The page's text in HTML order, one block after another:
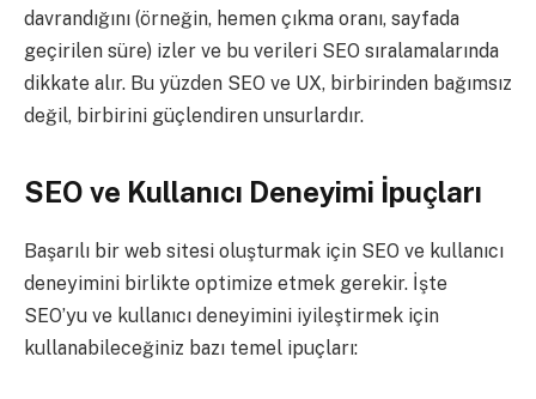
davrandığını (örneğin, hemen çıkma oranı, sayfada
geçirilen süre) izler ve bu verileri SEO sıralamalarında
dikkate alır. Bu yüzden SEO ve UX, birbirinden bağımsız
değil, birbirini güçlendiren unsurlardır.
SEO ve Kullanıcı Deneyimi İpuçları
Başarılı bir web sitesi oluşturmak için SEO ve kullanıcı
deneyimini birlikte optimize etmek gerekir. İşte
SEO’yu ve kullanıcı deneyimini iyileştirmek için
kullanabileceğiniz bazı temel ipuçları: